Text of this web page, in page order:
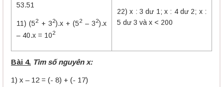
53.51
11) (52 + 32).x + (52 – 32).x
– 40.x = 102
22) x : 3 dư 1; x : 4 dư 2; x :
5 dư 3 và x < 200
Bài 4. Tìm số nguyên x:
1) x – 12 = (- 8) + (- 17)